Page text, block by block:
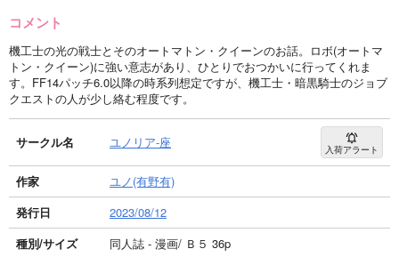
コメント
機工士の光の戦士とそのオートマトン・クイーンのお話。ロボ(オートマ
トン・クイーン)に強い意志があり、ひとりでおつかいに行ってくれま
す。FF14パッチ6.0以降の時系列想定ですが、機工士・暗黒騎士のジョブ
クエストの人が少し絡む程度です。
サークル名 ユノリア-座 入荷アラート
作家
ユノ(有野有)
発行日
2023/08/12
種別/サイズ
同人誌 - 漫画/ Ｂ５ 36p